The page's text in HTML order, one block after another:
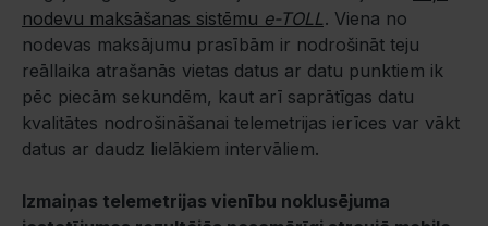
nodevu maksāšanas sistēmu e-TOLL . Viena no
nodevas maksājumu prasībām ir nodrošināt teju
reāllaika atrašanās vietas datus ar datu punktiem ik
pēc piecām sekundēm, kaut arī saprātīgas datu
kvalitātes nodrošināšanai telemetrijas ierīces var vākt
datus ar daudz lielākiem intervāliem.
Izmaiņas telemetrijas vienību noklusējuma